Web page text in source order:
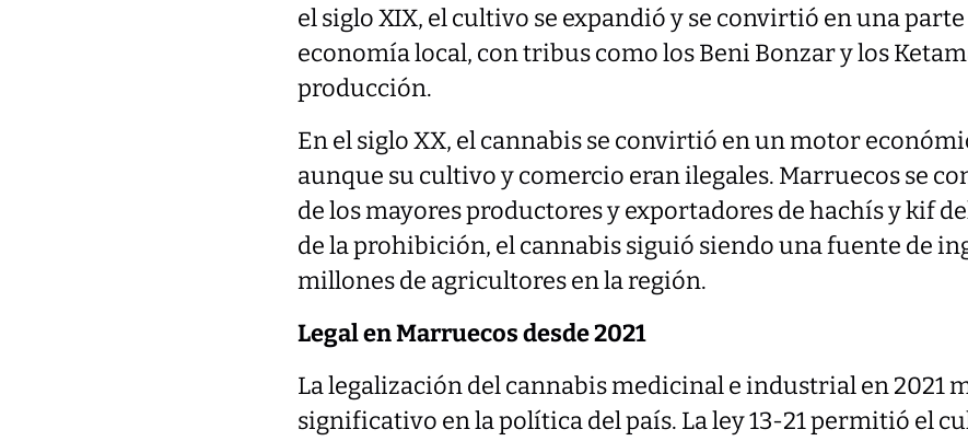
el siglo XIX, el cultivo se expandió y se convirtió en una
economía local, con tribus como los Beni Bonzar y los
producción.
En el siglo XX, el cannabis se convirtió en un motor
aunque su cultivo y comercio eran ilegales. Marruecos se
de los mayores productores y exportadores de hachís y kif
de la prohibición, el cannabis siguió siendo una fuente de
millones de agricultores en la región.
Legal en Marruecos desde 2021
La legalización del cannabis medicinal e industrial en 2021
significativo en la política del país. La ley 13-21 permitió el